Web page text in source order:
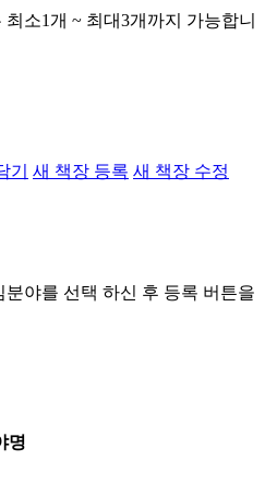
소1개 ~ 최대3개까지 가능합니
기 새 책장 등록 새 책장 수정
분야를 선택 하신 후 등록 버튼을
명